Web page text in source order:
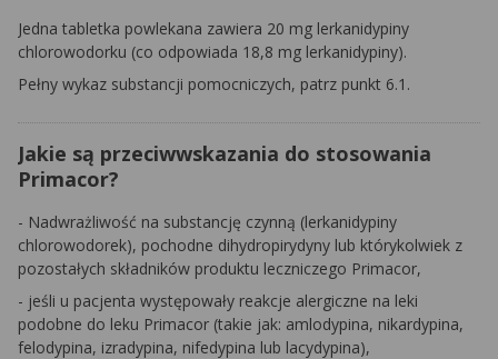
Jedna tabletka powlekana zawiera 20 mg lerkanidypiny
chlorowodorku (co odpowiada 18,8 mg lerkanidypiny).
Pełny wykaz substancji pomocniczych, patrz punkt 6.1.
Jakie są przeciwwskazania do stosowania
Primacor?
- Nadwrażliwość na substancję czynną (lerkanidypiny
chlorowodorek), pochodne dihydropirydyny lub którykolwiek z
pozostałych składników produktu leczniczego Primacor,
- jeśli u pacjenta występowały reakcje alergiczne na leki
podobne do leku Primacor (takie jak: amlodypina, nikardypina,
felodypina, izradypina, nifedypina lub lacydypina),